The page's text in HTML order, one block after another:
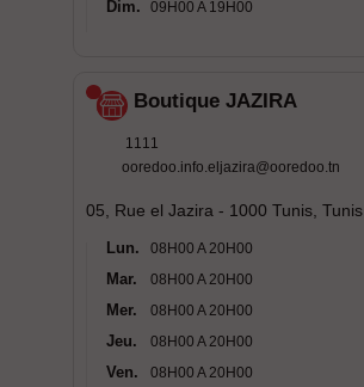
Dim. 09H00 A 19H00
Boutique JAZIRA
1111
ooredoo.info.eljazira@ooredoo.tn
05, Rue el Jazira - 1000 Tunis, Tunis
Lun. 08H00 A 20H00
Mar. 08H00 A 20H00
Mer. 08H00 A 20H00
Jeu. 08H00 A 20H00
Ven. 08H00 A 20H00